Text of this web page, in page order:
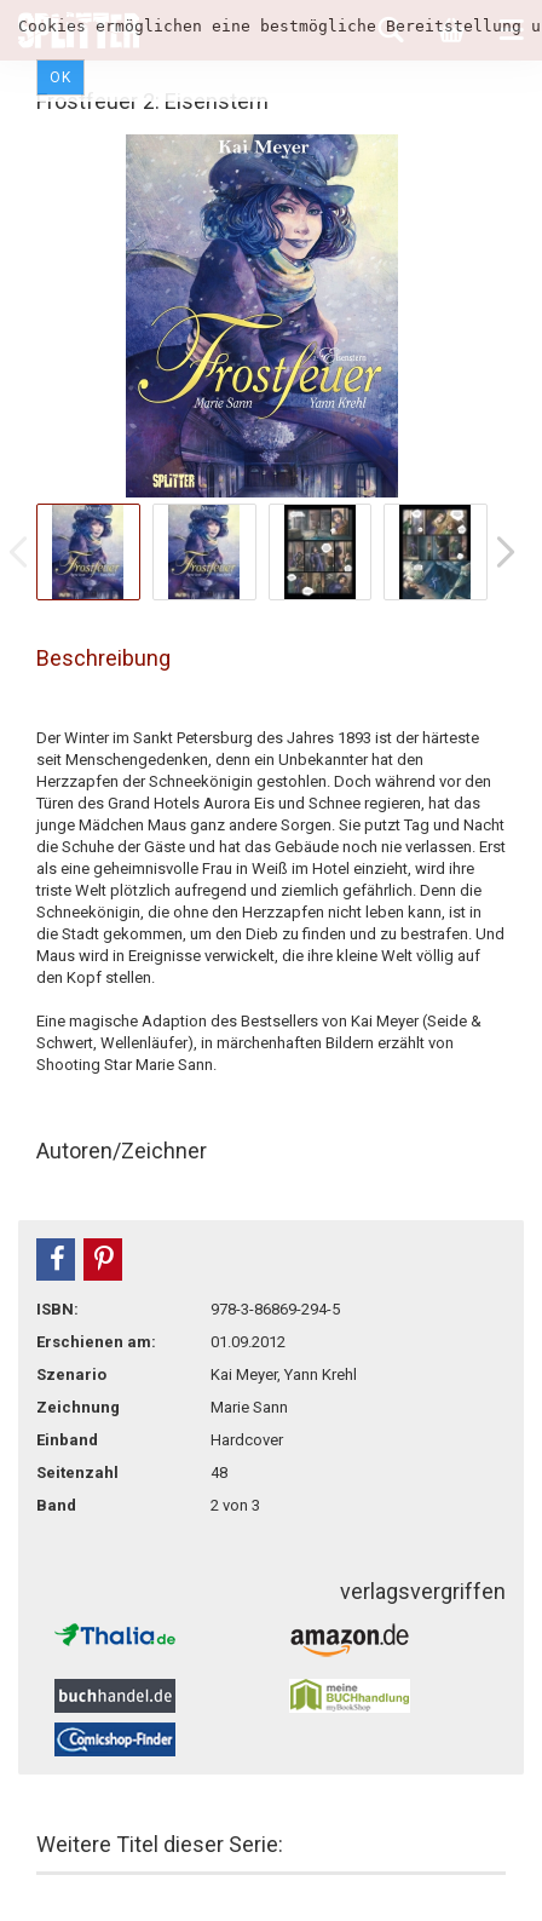
Cookies ermöglichen eine bestmögliche
OK
Frostfeuer 2: Eisenstern
Beschreibung
Der Winter im Sankt Petersburg des Jahres 1893 ist der härteste
seit Menschengedenken, denn ein Unbekannter hat den
Herzzapfen der Schneekönigin gestohlen. Doch während vor den
Türen des Grand Hotels Aurora Eis und Schnee regieren, hat das
junge Mädchen Maus ganz andere Sorgen. Sie putzt Tag und Nacht
die Schuhe der Gäste und hat das Gebäude noch nie verlassen. Erst
als eine geheimnisvolle Frau in Weiß im Hotel einzieht, wird ihre
triste Welt plötzlich aufregend und ziemlich gefährlich. Denn die
Schneekönigin, die ohne den Herzzapfen nicht leben kann, ist in
die Stadt gekommen, um den Dieb zu finden und zu bestrafen. Und
Maus wird in Ereignisse verwickelt, die ihre kleine Welt völlig auf
den Kopf stellen.
Eine magische Adaption des Bestsellers von Kai Meyer (Seide &
Schwert, Wellenläufer), in märchenhaften Bildern erzählt von
Shooting Star Marie Sann.
Autoren/Zeichner
teilen
ISBN:
978-3-86869-294-5
Erschienen am:
01.09.2012
Szenario
Kai Meyer, Yann Krehl
Zeichnung
Marie Sann
Einband
Hardcover
Seitenzahl
48
Band
2 von 3
verlagsvergriffen
Weitere Titel dieser Serie: